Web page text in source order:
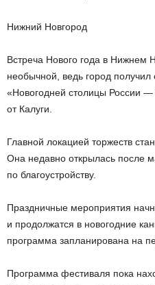
Нижний Новгород
Встреча Нового года в Нижнем
необычной, ведь город
«Новогодней столицы России
от Калуги.
Главной локацией торжеств
Она недавно открылась после
по благоустройству.
Праздничные мероприятия
и продолжатся в новогодние
программа запланирована на
Программа фестиваля пока